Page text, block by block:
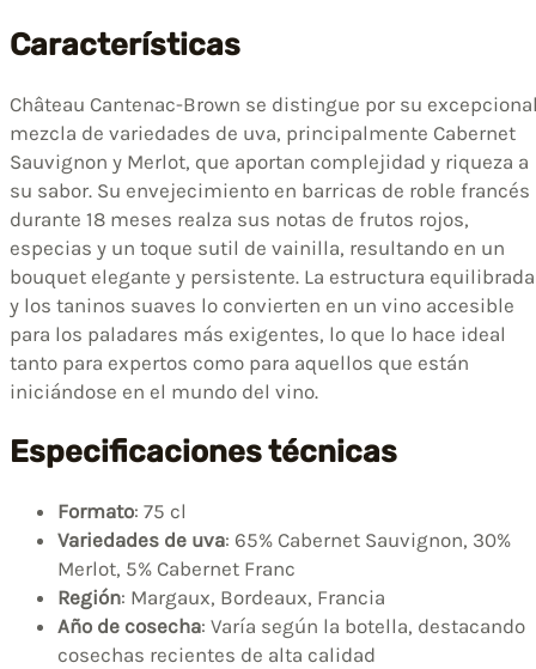
Características
Château Cantenac-Brown se distingue por su
mezcla de variedades de uva, principalmente Cabernet
Sauvignon y Merlot, que aportan complejidad y riqueza a
su sabor. Su envejecimiento en barricas de roble francés
durante 18 meses realza sus notas de frutos rojos,
especias y un toque sutil de vainilla, resultando en un
bouquet elegante y persistente. La estructura equilibrada
y los taninos suaves lo convierten en un vino accesible
para los paladares más exigentes, lo que lo hace ideal
tanto para expertos como para aquellos que están
iniciándose en el mundo del vino.
Especificaciones técnicas
Formato: 75 cl
Variedades de uva: 65% Cabernet Sauvignon, 30%
Merlot, 5% Cabernet Franc
Región: Margaux, Bordeaux, Francia
Año de cosecha: Varía según la botella, destacando
cosechas recientes de alta calidad